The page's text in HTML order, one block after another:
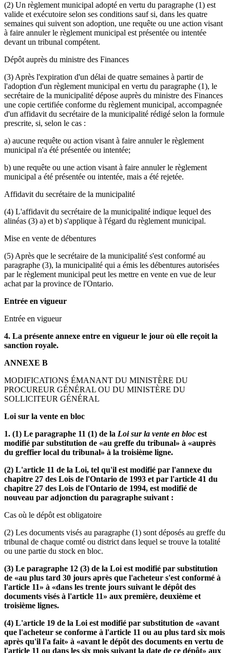
(2) Un règlement municipal adopté en vertu du paragraphe (1) est
valide et exécutoire selon ses conditions sauf si, dans les quatre
semaines qui suivent son adoption, une requête ou une action visant
à faire annuler le règlement municipal est présentée ou intentée
devant un tribunal compétent.
Dépôt auprès du ministre des Finances
(3) Après l'expiration d'un délai de quatre semaines à partir de
l'adoption d'un règlement municipal en vertu du paragraphe (1), le
secrétaire de la municipalité dépose auprès du ministre des Finances
une copie certifiée conforme du règlement municipal, accompagnée
d'un affidavit du secrétaire de la municipalité rédigé selon la formule
prescrite, si, selon le cas :
a) aucune requête ou action visant à faire annuler le règlement
municipal n'a été présentée ou intentée;
b) une requête ou une action visant à faire annuler le règlement
municipal a été présentée ou intentée, mais a été rejetée.
Affidavit du secrétaire de la municipalité
(4) L'affidavit du secrétaire de la municipalité indique lequel des
alinéas (3) a) et b) s'applique à l'égard du règlement municipal.
Mise en vente de débentures
(5) Après que le secrétaire de la municipalité s'est conformé au
paragraphe (3), la municipalité qui a émis les débentures autorisées
par le règlement municipal peut les mettre en vente en vue de leur
achat par la province de l'Ontario.
Entrée en vigueur
Entrée en vigueur
4. La présente annexe entre en vigueur le jour où elle reçoit la
sanction royale.
ANNEXE B
MODIFICATIONS ÉMANANT DU MINISTÈRE DU
PROCUREUR GÉNÉRAL OU DU MINISTÈRE DU
SOLLICITEUR GÉNÉRAL
Loi sur la vente en bloc
1. (1) Le paragraphe 11 (1) de la Loi sur la vente en bloc est
modifié par substitution de «au greffe du tribunal» à «auprès
du greffier local du tribunal» à la troisième ligne.
(2) L'article 11 de la Loi, tel qu'il est modifié par l'annexe du
chapitre 27 des Lois de l'Ontario de 1993 et par l'article 41 du
chapitre 27 des Lois de l'Ontario de 1994, est modifié de
nouveau par adjonction du paragraphe suivant :
Cas où le dépôt est obligatoire
(2) Les documents visés au paragraphe (1) sont déposés au greffe du
tribunal de chaque comté ou district dans lequel se trouve la totalité
ou une partie du stock en bloc.
(3) Le paragraphe 12 (3) de la Loi est modifié par substitution
de «au plus tard 30 jours après que l'acheteur s'est conformé à
l'article 11» à «dans les trente jours suivant le dépôt des
documents visés à l'article 11» aux première, deuxième et
troisième lignes.
(4) L'article 19 de la Loi est modifié par substitution de «avant
que l'acheteur se conforme à l'article 11 ou au plus tard six mois
après qu'il l'a fait» à «avant le dépôt des documents en vertu de
l'article 11 ou dans les six mois suivant la date de ce dépôt» aux